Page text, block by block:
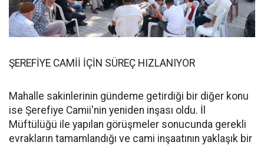
ŞEREFİYE CAMİİ İÇİN SÜREÇ HIZLANIYOR
Mahalle sakinlerinin gündeme getirdiği bir diğer konu
ise Şerefiye Camii'nin yeniden inşası oldu. İl
Müftülüğü ile yapılan görüşmeler sonucunda gerekli
evrakların tamamlandığı ve cami inşaatının yaklaşık bir